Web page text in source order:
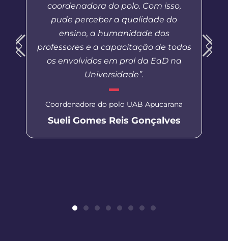
coordenadora do polo. Com isso,
pude perceber a qualidade do
ensino, a humanidade dos
professores e a capacitação de todos
os envolvidos em prol da EaD na
Universidade”.
Coordenadora do polo UAB Apucarana
Sueli Gomes Reis Gonçalves